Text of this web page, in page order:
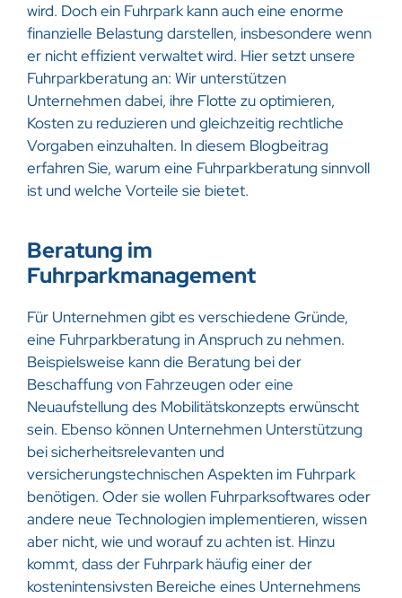
wird. Doch ein Fuhrpark kann auch eine enorme
finanzielle Belastung darstellen, insbesondere wenn
er nicht effizient verwaltet wird. Hier setzt unsere
Fuhrparkberatung an: Wir unterstützen
Unternehmen dabei, ihre Flotte zu optimieren,
Kosten zu reduzieren und gleichzeitig rechtliche
Vorgaben einzuhalten. In diesem Blogbeitrag
erfahren Sie, warum eine Fuhrparkberatung sinnvoll
ist und welche Vorteile sie bietet.
Beratung im
Fuhrparkmanagement
Für Unternehmen gibt es verschiedene Gründe,
eine Fuhrparkberatung in Anspruch zu nehmen.
Beispielsweise kann die Beratung bei der
Beschaffung von Fahrzeugen oder eine
Neuaufstellung des Mobilitätskonzepts erwünscht
sein. Ebenso können Unternehmen Unterstützung
bei sicherheitsrelevanten und
versicherungstechnischen Aspekten im Fuhrpark
benötigen. Oder sie wollen Fuhrparksoftwares oder
andere neue Technologien implementieren, wissen
aber nicht, wie und worauf zu achten ist. Hinzu
kommt, dass der Fuhrpark häufig einer der
kostenintensivsten Bereiche eines Unternehmens